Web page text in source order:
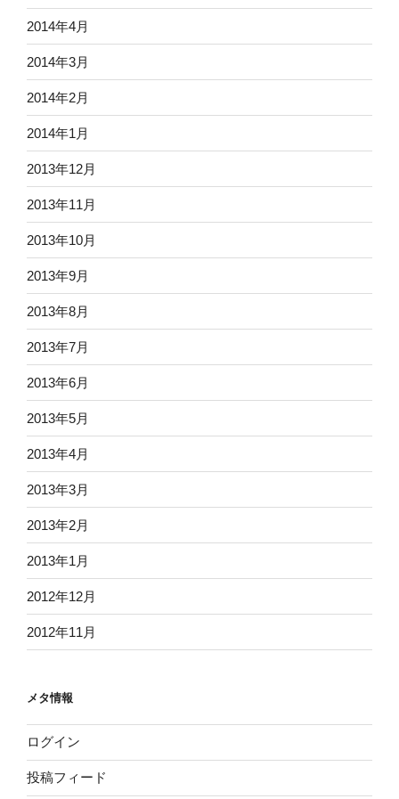
2014年4月
2014年3月
2014年2月
2014年1月
2013年12月
2013年11月
2013年10月
2013年9月
2013年8月
2013年7月
2013年6月
2013年5月
2013年4月
2013年3月
2013年2月
2013年1月
2012年12月
2012年11月
メタ情報
ログイン
投稿フィード